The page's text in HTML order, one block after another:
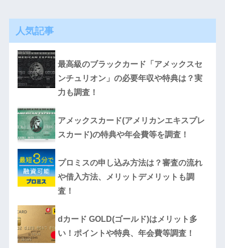
人気記事
最高級のブラックカード「アメックスセ
ンチュリオン」の必要年収や特典は？実
力も調査！
アメックスカード(アメリカンエキスプレ
スカード)の特典や年会費等を調査！
プロミスの申し込み方法は？審査の流れ
や借入方法、メリットデメリットも調
査！
dカード GOLD(ゴールド)はメリット多
い！ポイントや特典、年会費等調査！